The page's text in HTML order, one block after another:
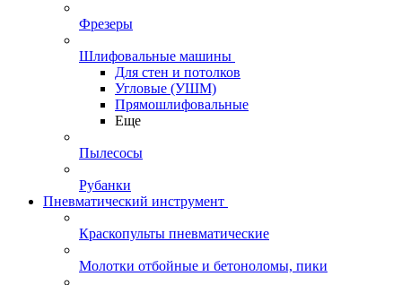
Фрезеры
Шлифовальные машины
Для стен и потолков
Угловые (УШМ)
Прямошлифовальные
Еще
Пылесосы
Рубанки
Пневматический инструмент
Краскопульты пневматические
Молотки отбойные и бетоноломы, пики